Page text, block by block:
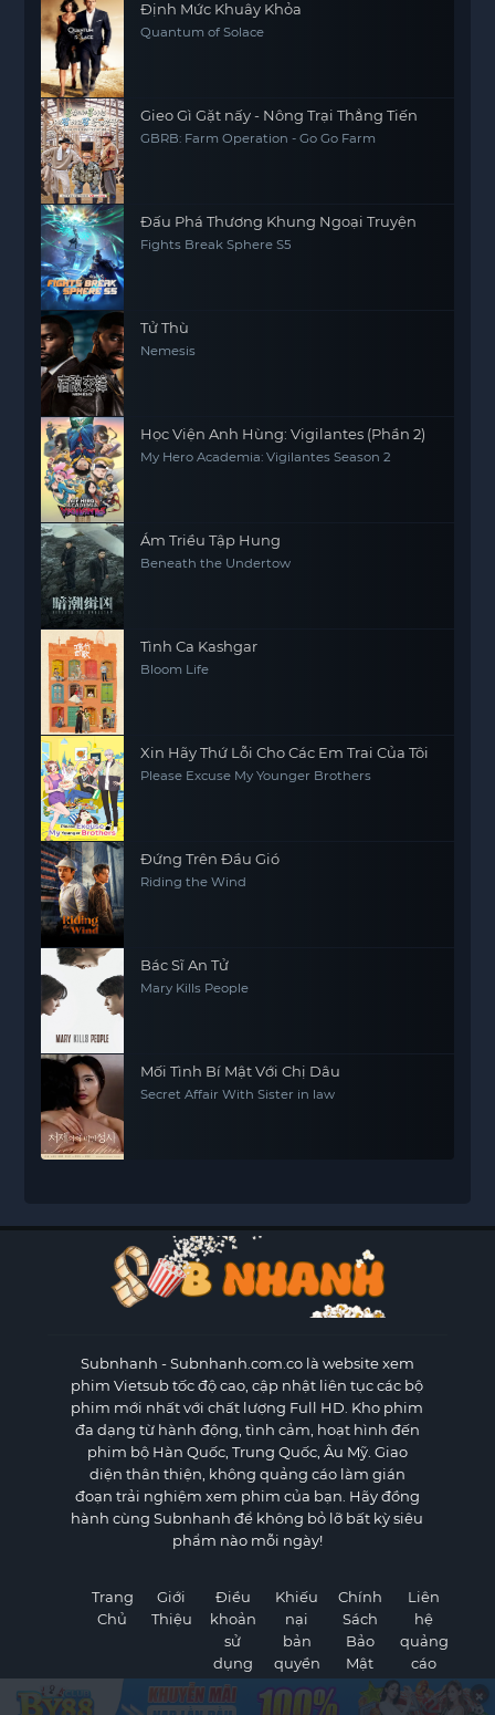
Định Mức Khuây Khỏa
Quantum of Solace
Gieo Gì Gặt nấy - Nông Trại Thẳng Tiến
GBRB: Farm Operation - Go Go Farm
Đấu Phá Thương Khung Ngoại Truyện
Fights Break Sphere S5
Tử Thù
Nemesis
Học Viện Anh Hùng: Vigilantes (Phần 2)
My Hero Academia: Vigilantes Season 2
Ám Triều Tập Hung
Beneath the Undertow
Tình Ca Kashgar
Bloom Life
Xin Hãy Thứ Lỗi Cho Các Em Trai Của Tôi
Please Excuse My Younger Brothers
Đứng Trên Đầu Gió
Riding the Wind
Bác Sĩ An Tử
Mary Kills People
Mối Tình Bí Mật Với Chị Dâu
Secret Affair With Sister in law
Subnhanh - Subnhanh.com.co là website xem
phim Vietsub tốc độ cao, cập nhật liên tục các bộ
phim mới nhất với chất lượng Full HD. Kho phim
đa dạng từ hành động, tình cảm, hoạt hình đến
phim bộ Hàn Quốc, Trung Quốc, Âu Mỹ. Giao
diện thân thiện, không quảng cáo làm gián
đoạn trải nghiệm xem phim của bạn. Hãy đồng
hành cùng Subnhanh để không bỏ lỡ bất kỳ siêu
phẩm nào mỗi ngày!
Trang
Chủ
Giới
Thiệu
Điều
khoản
sử
dụng
Khiếu
nại
bản
quyền
Chính
Sách
Bảo
Mật
Liên
hệ
quảng
cáo
×